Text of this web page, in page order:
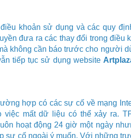
khoản sử dụng và các quy
đưa ra các thay đổi trong điều
không cần báo trước cho người
tiếp tục sử dụng website
hợp có các sự cố về mạng
việc mất dữ liệu có thể xảy ra.
hoạt động 24 giờ một ngày
sự cố ngoài ý muốn. Với những